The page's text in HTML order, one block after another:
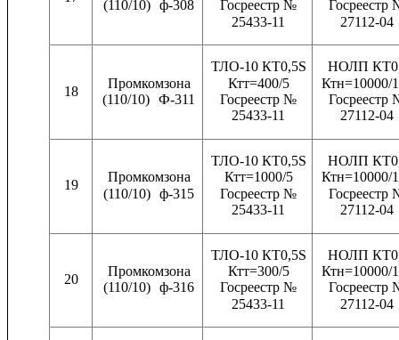
(110/10) ф-308
Госреестр №
25433-11
Госреестр
27112-04
18
Промкомзона
(110/10) Ф-311
ТЛО-10 КТ0,5S
Ктт=400/5
Госреестр №
25433-11
НОЛП
Ктн=10000/
Госреестр
27112-04
19
Промкомзона
(110/10) ф-315
ТЛО-10 КТ0,5S
Ктт=1000/5
Госреестр №
25433-11
НОЛП
Ктн=10000/
Госреестр
27112-04
20
Промкомзона
(110/10) ф-316
ТЛО-10 КТ0,5S
Ктт=300/5
Госреестр №
25433-11
НОЛП
Ктн=10000/
Госреестр
27112-04